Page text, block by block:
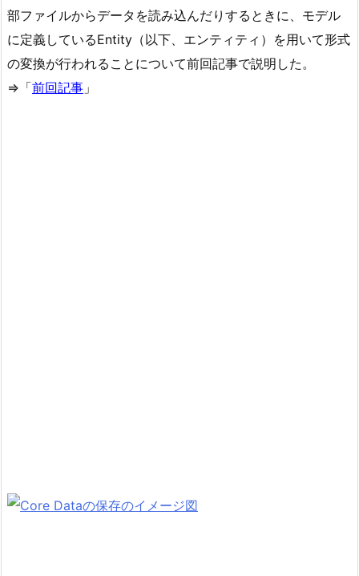
部ファイルからデータを読み込んだりするときに、モデル
に定義しているEntity（以下、エンティティ）を用いて形式
の変換が行われることについて前回記事で説明した。
⇒「前回記事 」